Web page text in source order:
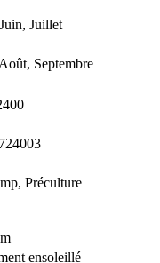
Juillet
Septembre
Préculture
ensoleillé